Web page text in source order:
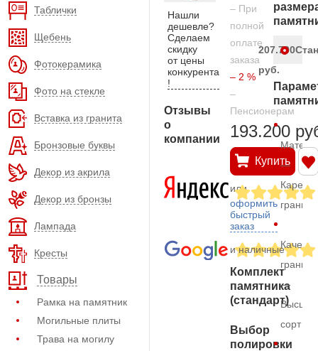
Таблички
Щебень
Фотокерамика
Фото на стекле
Вставка из гранита
Бронзовые буквы
Декор из акрила
Декор из бронзы
Лампада
Кресты
Товары
Рамка на памятник
Могильные плиты
Трава на могилу
Нашли
дешевле?
Сделаем
скидку
от цены
конкурента
!
Отзывы
о
компании
– При
полной
оплате
заказа
– 2 %
–
Пенсионерам
193.200
Купить
или
оформить
быстрый
заказ
и наличные
Комплект
памятника
(стандарт)
Выбор
полировки
207.700
руб.
—
гранит
гранита
—
Высший
сорт